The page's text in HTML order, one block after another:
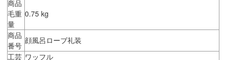
商品
毛重
量
0.75 kg
商品
番号
顔風呂ローブ礼装
工芸 ワッフル